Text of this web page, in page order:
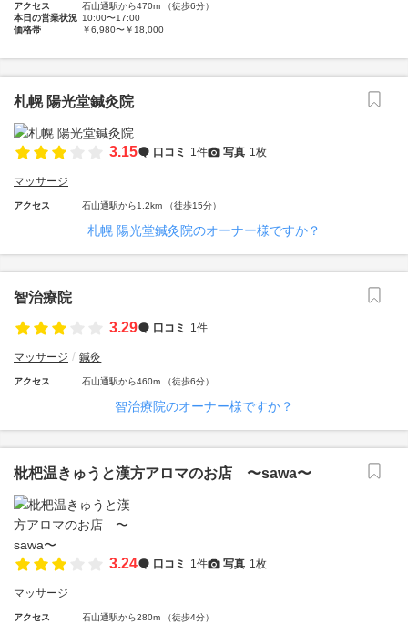
アクセス
石山通駅から470m （徒歩6分）
本日の営業状況 10:00〜17:00
価格帯
￥6,980〜￥18,000
札幌 陽光堂鍼灸院
3.15 口コミ 1件 写真 1枚
マッサージ
アクセス 石山通駅から1.2km （徒歩15分）
札幌 陽光堂鍼灸院のオーナー様ですか？
智治療院
3.29
口コミ 1件
マッサージ 鍼灸
アクセス 石山通駅から460m （徒歩6分）
智治療院のオーナー様ですか？
枇杷温きゅうと漢方アロマのお店 〜sawa〜
3.24 口コミ 1件 写真 1枚
マッサージ
アクセス 石山通駅から280m （徒歩4分）